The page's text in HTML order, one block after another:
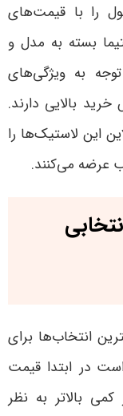
را با قیمت‌های
بسته به مدل و
توجه به ویژگی‌های
بالایی دارند.
این لاستیک‌ها را
عرضه می‌کنند.
انتخاب‌ها برای
در ابتدا قیمت
بالاتر به نظر